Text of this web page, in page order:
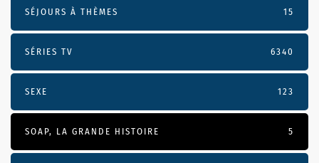
SÉJOURS À THÈMES 15
SÉRIES TV 6340
SEXE 123
SOAP, LA GRANDE HISTOIRE 5